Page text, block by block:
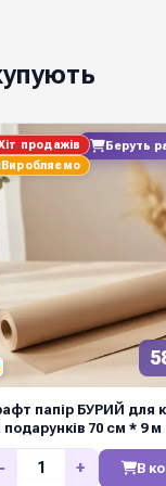
Беруть
продажів
Виробляємо
папір БУРИЙ для
подарунків 70 см * 9 м
+ В